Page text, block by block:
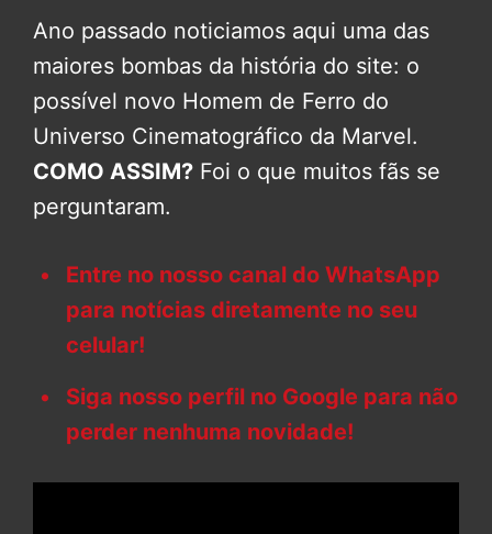
Ano passado noticiamos aqui uma das
maiores bombas da história do site: o
possível novo Homem de Ferro do
Universo Cinematográfico da Marvel.
COMO ASSIM? Foi o que muitos fãs se
perguntaram.
Entre no nosso canal do WhatsApp
para notícias diretamente no seu
celular!
Siga nosso perfil no Google para não
perder nenhuma novidade!